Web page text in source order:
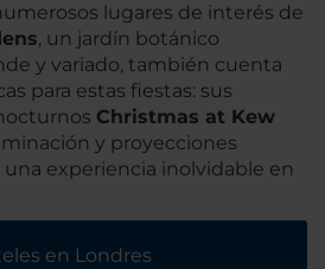
lugares de interés de
, un jardín botánico
y variado, también cuenta
para estas fiestas: sus
Christmas at Kew
y proyecciones
una experiencia inolvidable en
en Londres